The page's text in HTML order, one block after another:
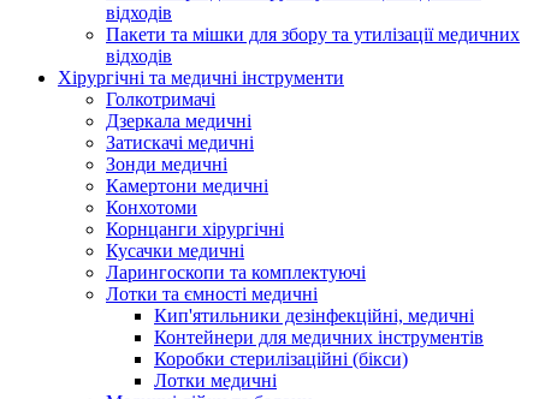
відходів
Пакети та мішки для збору та утилізації медичних
відходів
Хірургічні та медичні інструменти
Голкотримачі
Дзеркала медичні
Затискачі медичні
Зонди медичні
Камертони медичні
Конхотоми
Корнцанги хірургічні
Кусачки медичні
Ларингоскопи та комплектуючі
Лотки та ємності медичні
Кип'ятильники дезінфекційні, медичні
Контейнери для медичних інструментів
Коробки стерилізаційні (бікси)
Лотки медичні